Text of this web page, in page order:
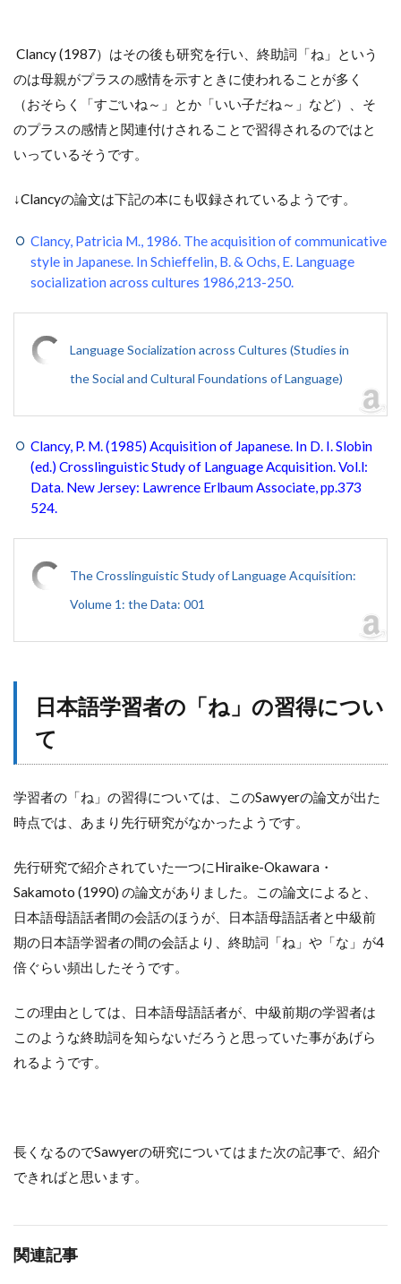
Clancy (1987）はその後も研究を行い、終助詞「ね」という
のは母親がプラスの感情を示すときに使われることが多く
（おそらく「すごいね～」とか「いい子だね～」など）、そ
のプラスの感情と関連付けされることで習得されるのではと
いっているそうです。
↓Clancyの論文は下記の本にも収録されているようです。
Clancy, Patricia M., 1986. The acquisition of communicative
style in Japanese. In Schieffelin, B. & Ochs, E. Language
socialization across cultures 1986,213-250.
Language Socialization across Cultures (Studies in
the Social and Cultural Foundations of Language)
Clancy, P. M. (1985) Acquisition of Japanese. In D. I. Slobin
(ed.) Crosslinguistic Study of Language Acquisition. Vol.l:
Data. New Jersey: Lawrence Erlbaum Associate, pp.373
524.
The Crosslinguistic Study of Language Acquisition:
Volume 1: the Data: 001
日本語学習者の「ね」の習得につい
て
学習者の「ね」の習得については、このSawyerの論文が出た
時点では、あまり先行研究がなかったようです。
先行研究で紹介されていた一つにHiraike-Okawara・
Sakamoto (1990) の論文がありました。この論文によると、
日本語母語話者間の会話のほうが、日本語母語話者と中級前
期の日本語学習者の間の会話より、終助詞「ね」や「な」が4
倍ぐらい頻出したそうです。
この理由としては、日本語母語話者が、中級前期の学習者は
このような終助詞を知らないだろうと思っていた事があげら
れるようです。
長くなるのでSawyerの研究についてはまた次の記事で、紹介
できればと思います。
関連記事